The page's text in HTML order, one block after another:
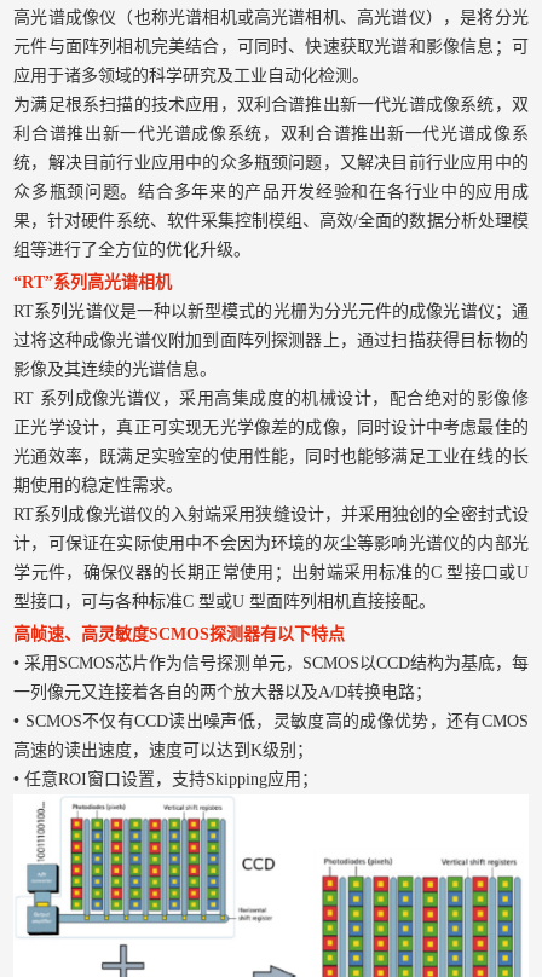
高光谱成像仪（也称光谱相机或高光谱相机、高光谱仪），是将分光
元件与面阵列相机完美结合，可同时、快速获取光谱和影像信息；可
应用于诸多领域的科学研究及工业自动化检测。
为满足根系扫描的技术应用，双利合谱推出新一代光谱成像系统，双
利合谱推出新一代光谱成像系统，双利合谱推出新一代光谱成像系
统，解决目前行业应用中的众多瓶颈问题，又解决目前行业应用中的
众多瓶颈问题。结合多年来的产品开发经验和在各行业中的应用成
果，针对硬件系统、软件采集控制模组、高效/全面的数据分析处理模
组等进行了全方位的优化升级。
“RT”系列高光谱相机
RT系列光谱仪是一种以新型模式的光栅为分光元件的成像光谱仪；通
过将这种成像光谱仪附加到面阵列探测器上，通过扫描获得目标物的
影像及其连续的光谱信息。
RT 系列成像光谱仪，采用高集成度的机械设计，配合绝对的影像修
正光学设计，真正可实现无光学像差的成像，同时设计中考虑最佳的
光通效率，既满足实验室的使用性能，同时也能够满足工业在线的长
期使用的稳定性需求。
RT系列成像光谱仪的入射端采用狭缝设计，并采用独创的全密封式设
计，可保证在实际使用中不会因为环境的灰尘等影响光谱仪的内部光
学元件，确保仪器的长期正常使用；出射端采用标准的C 型接口或U
型接口，可与各种标准C 型或U 型面阵列相机直接接配。
高帧速、高灵敏度SCMOS探测器有以下特点
•采用SCMOS芯片作为信号探测单元，SCMOS以CCD结构为基底，每
一列像元又连接着各自的两个放大器以及A/D转换电路；
• SCMOS不仅有CCD读出噪声低，灵敏度高的成像优势，还有CMOS
高速的读出速度，速度可以达到K级别；
•任意ROI窗口设置，支持Skipping应用；